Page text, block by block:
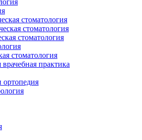
стоматология
стоматология
стоматология
стоматология
практика
ортопедия